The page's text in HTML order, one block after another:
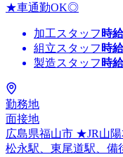
★車通勤OK◎
加工スタッフ 時給
組立スタッフ 時給
製造スタッフ 時給
勤務地
面接地
広島県福山市 ★JR山
松永駅、東尾道駅、備